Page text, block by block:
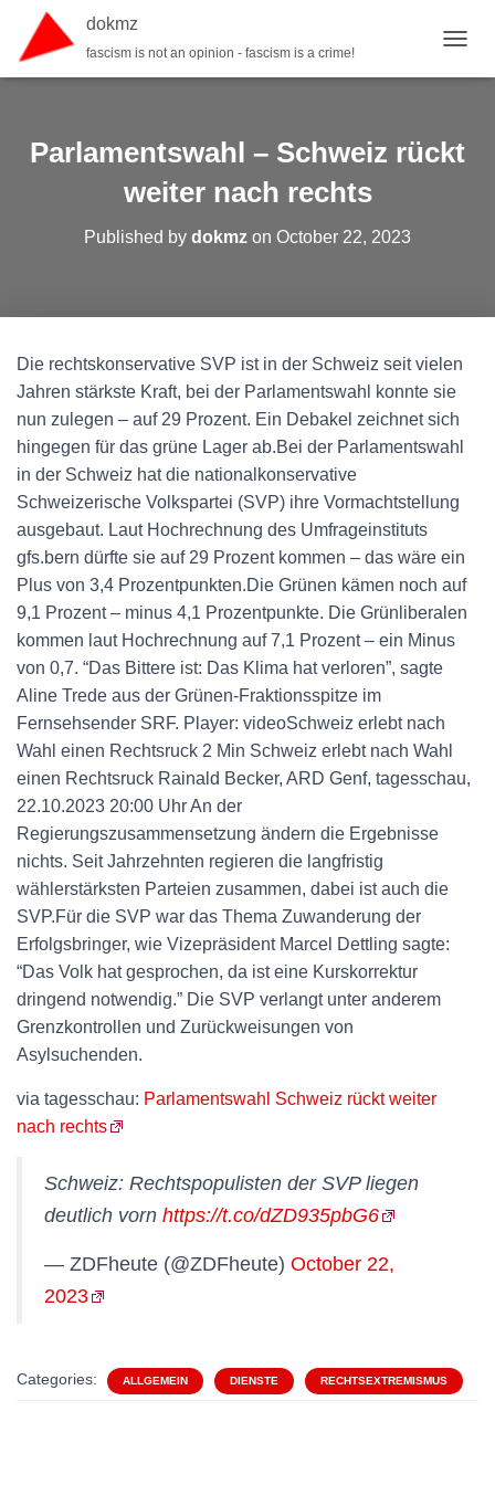
dokmz
fascism is not an opinion - fascism is a crime!
Parlamentswahl – Schweiz rückt
weiter nach rechts
Published by dokmz on October 22, 2023
Die rechtskonservative SVP ist in der Schweiz seit vielen
Jahren stärkste Kraft, bei der Parlamentswahl konnte sie
nun zulegen – auf 29 Prozent. Ein Debakel zeichnet sich
hingegen für das grüne Lager ab.Bei der Parlamentswahl
in der Schweiz hat die nationalkonservative
Schweizerische Volkspartei (SVP) ihre Vormachtstellung
ausgebaut. Laut Hochrechnung des Umfrageinstituts
gfs.bern dürfte sie auf 29 Prozent kommen – das wäre ein
Plus von 3,4 Prozentpunkten.Die Grünen kämen noch auf
9,1 Prozent – minus 4,1 Prozentpunkte. Die Grünliberalen
kommen laut Hochrechnung auf 7,1 Prozent – ein Minus
von 0,7. “Das Bittere ist: Das Klima hat verloren”, sagte
Aline Trede aus der Grünen-Fraktionsspitze im
Fernsehsender SRF. Player: videoSchweiz erlebt nach
Wahl einen Rechtsruck 2 Min Schweiz erlebt nach Wahl
einen Rechtsruck Rainald Becker, ARD Genf, tagesschau,
22.10.2023 20:00 Uhr An der
Regierungszusammensetzung ändern die Ergebnisse
nichts. Seit Jahrzehnten regieren die langfristig
wählerstärksten Parteien zusammen, dabei ist auch die
SVP.Für die SVP war das Thema Zuwanderung der
Erfolgsbringer, wie Vizepräsident Marcel Dettling sagte:
“Das Volk hat gesprochen, da ist eine Kurskorrektur
dringend notwendig.” Die SVP verlangt unter anderem
Grenzkontrollen und Zurückweisungen von
Asylsuchenden.
via tagesschau: Parlamentswahl Schweiz rückt weiter
nach rechts
Schweiz: Rechtspopulisten der SVP liegen
deutlich vorn https://t.co/dZD935pbG6
— ZDFheute (@ZDFheute) October 22,
2023
Categories: ALLGEMEIN DIENSTE RECHTSEXTREMISMUS